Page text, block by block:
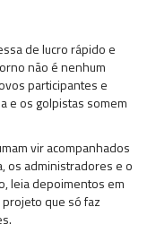
de lucro rápido e
não é nenhum
participantes e
e os golpistas somem
vir acompanhados
os administradores e o
leia depoimentos em
que só faz